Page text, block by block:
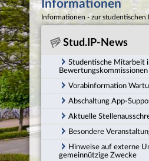
Informationen
Informationen - zur studentischen
Stud.IP-News
Studentische Mitarbeit
Bewertungskommissionen
Vorabinformation
Abschaltung App-
Aktuelle
Besondere
Hinweise auf externe
gemeinnützige Zwecke